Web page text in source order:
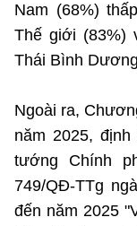
Nam (68%)
Thế giới (83%)
Thái Bình
Ngoài ra,
năm 2025,
tướng Chính
749/QĐ-TTg
đến năm 2025